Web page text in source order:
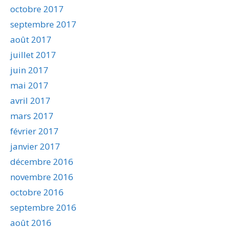
octobre 2017
septembre 2017
août 2017
juillet 2017
juin 2017
mai 2017
avril 2017
mars 2017
février 2017
janvier 2017
décembre 2016
novembre 2016
octobre 2016
septembre 2016
août 2016